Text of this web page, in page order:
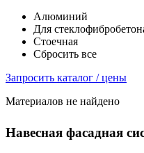
Алюминий
Для
Стоечная
Сбросить все
Запросить каталог / цены
Материалов не найдено
Навесная фасадная